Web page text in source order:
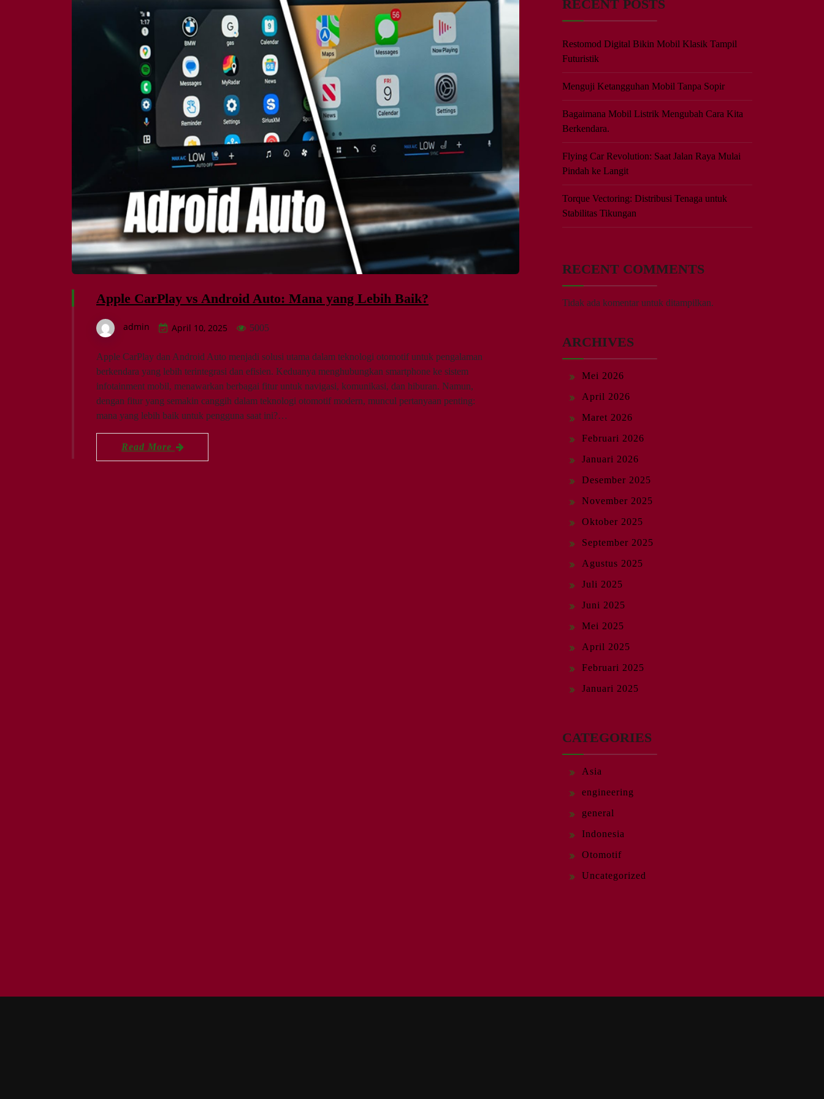
Apple CarPlay vs Android Auto: Mana yang Lebih Baik?
admin April 10, 2025 5005
Apple CarPlay dan Android Auto menjadi solusi utama dalam teknologi otomotif untuk pengalaman
berkendara yang lebih terintegrasi dan efisien. Keduanya menghubungkan smartphone ke sistem
infotainment mobil, menawarkan berbagai fitur untuk navigasi, komunikasi, dan hiburan. Namun,
dengan fitur yang semakin canggih dalam teknologi otomotif modern, muncul pertanyaan penting:
mana yang lebih baik untuk pengguna saat ini?…
Read More
RECENT POSTS
Restomod Digital Bikin Mobil Klasik Tampil
Futuristik
Menguji Ketangguhan Mobil Tanpa Sopir
Bagaimana Mobil Listrik Mengubah Cara Kita
Berkendara.
Flying Car Revolution: Saat Jalan Raya Mulai
Pindah ke Langit
Torque Vectoring: Distribusi Tenaga untuk
Stabilitas Tikungan
RECENT COMMENTS
Tidak ada komentar untuk ditampilkan.
ARCHIVES
Mei 2026
April 2026
Maret 2026
Februari 2026
Januari 2026
Desember 2025
November 2025
Oktober 2025
September 2025
Agustus 2025
Juli 2025
Juni 2025
Mei 2025
April 2025
Februari 2025
Januari 2025
CATEGORIES
Asia
engineering
general
Indonesia
Otomotif
Uncategorized